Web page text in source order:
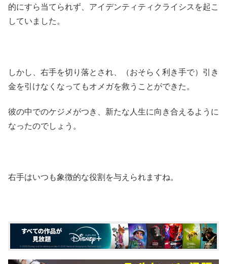
的にすら当てられず、アイデンティティクライシスを起こ
していました。
しかし、右手を切り落とされ、（おそらく利き手で）引き
金を引けなくなってもオメガを救うことができた。
彼の中でのケジメがつき、新たな人生に向き合えるように
なったのでしょう。
右手はいつも象徴的な役割を与えられますね。